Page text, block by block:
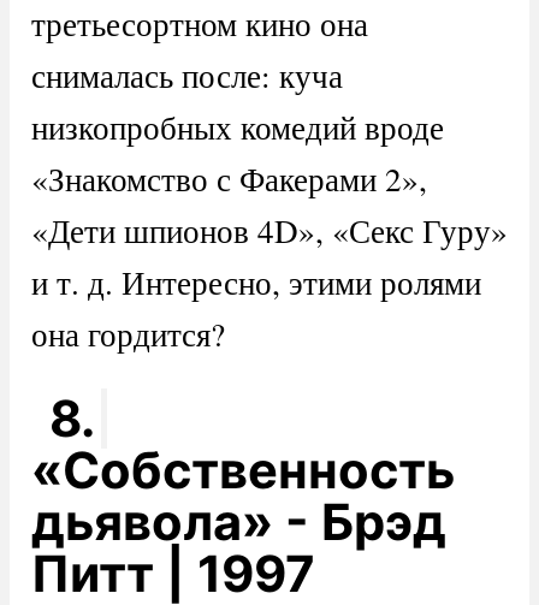
третьесортном кино она
снималась после: куча
низкопробных комедий вроде
«Знакомство с Факерами 2»,
«Дети шпионов 4D», «Секс Гуру»
и т. д. Интересно, этими ролями
она гордится?
8.
«Собственность
дьявола» - Брэд
Питт | 1997